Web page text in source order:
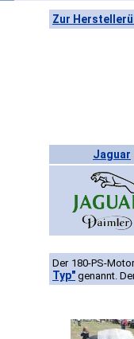
Zur
Jaguar
Der 180-PS-
Typ" genannt.